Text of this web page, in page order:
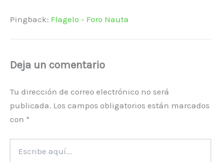
Pingback: Flagelo - Foro Nauta
Deja un comentario
Tu dirección de correo electrónico no será
publicada. Los campos obligatorios están marcados
con *
aquí...